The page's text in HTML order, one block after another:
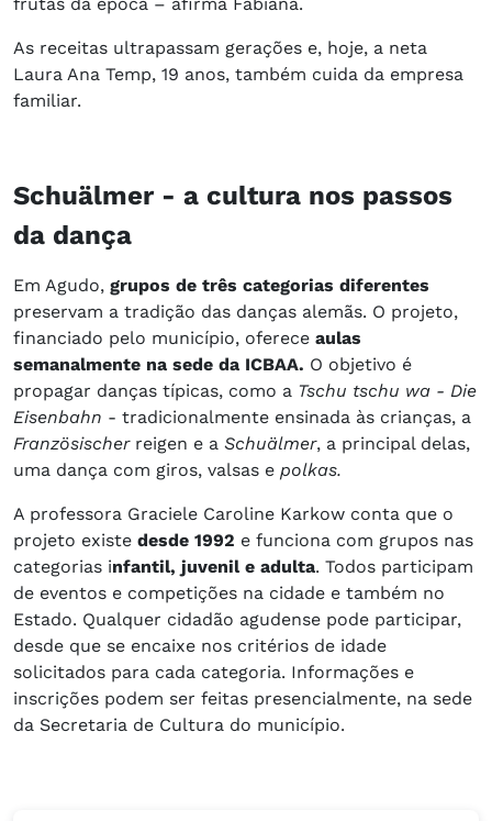
As receitas ultrapassam gerações e, hoje, a neta
Laura Ana Temp, 19 anos, também cuida da empresa
familiar.
Schuälmer - a cultura nos passos
da dança
Em Agudo, grupos de três categorias diferentes
preservam a tradição das danças alemãs. O projeto,
financiado pelo município, oferece aulas
semanalmente na sede da ICBAA. O objetivo é
propagar danças típicas, como a Tschu tschu wa - Die
Eisenbahn - tradicionalmente ensinada às crianças, a
Französischerreigen e a Schuälmer, a principal delas,
uma dança com giros, valsas e polkas.
A professora Graciele Caroline Karkow conta que o
projeto existe desde 1992 e funciona com grupos nas
categorias infantil, juvenil e adulta. Todos participam
de eventos e competições na cidade e também no
Estado. Qualquer cidadão agudense pode participar,
desde que se encaixe nos critérios de idade
solicitados para cada categoria. Informações e
inscrições podem ser feitas presencialmente, na sede
da Secretaria de Cultura do município.